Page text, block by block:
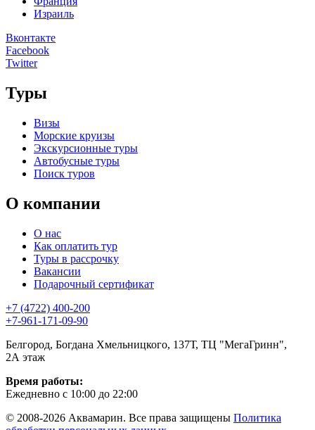
Израиль
Вконтакте
Facebook
Twitter
Туры
Визы
Морские круизы
Экскурсионные туры
Автобусные туры
Поиск туров
О компании
О нас
Как оплатить тур
Туры в рассрочку
Вакансии
Подарочный сертификат
+7 (4722) 400-200
+7-961-171-09-90
Белгород, Богдана Хмельницкого, 137Т, ТЦ "МегаГринн",
2А этаж
Время работы:
Ежедневно с 10:00 до 22:00
© 2008-2026 Аквамарин. Все права защищены Политика